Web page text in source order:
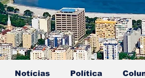
Notícias Política